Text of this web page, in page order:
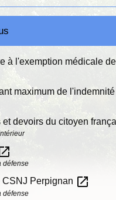
à l'exemption médicale
maximum de
et devoirs du citoyen
défense
CSNJ Perpignan open_in_new
défense